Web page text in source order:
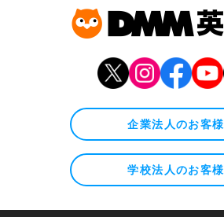
企業法人のお客様
学校法人のお客様